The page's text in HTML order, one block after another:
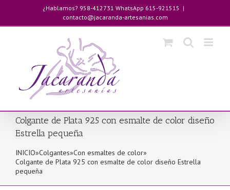
contenido
¿Hablamos? 958-412731 WhatsApp 615-921515 |
contacto@jacaranda-artesanias.com
Colgante de Plata 925 con esmalte de color diseño
Estrella pequeña
INICIO»Colgantes»Con esmaltes de color»
Colgante de Plata 925 con esmalte de color diseño Estrella
pequeña